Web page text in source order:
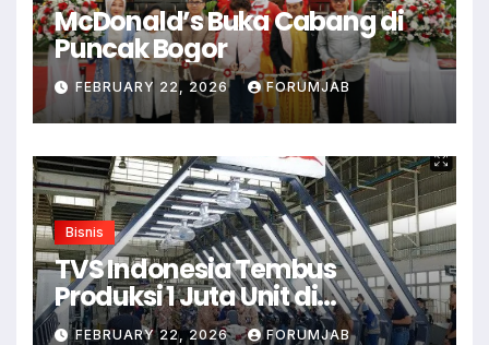
McDonald’s Buka Cabang di
Puncak Bogor
FEBRUARY 22, 2026 FORUMJAB
Bisnis
TVS Indonesia Tembus
Produksi 1 Juta Unit di
Karawang
FEBRUARY 22, 2026 FORUMJAB